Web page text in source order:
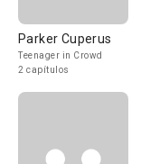
Parker Cuperus
Teenager in Crowd
2 capítulos